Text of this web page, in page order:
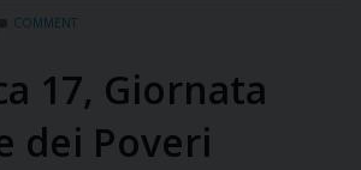
COMMENT
17, Giornata
dei Poveri